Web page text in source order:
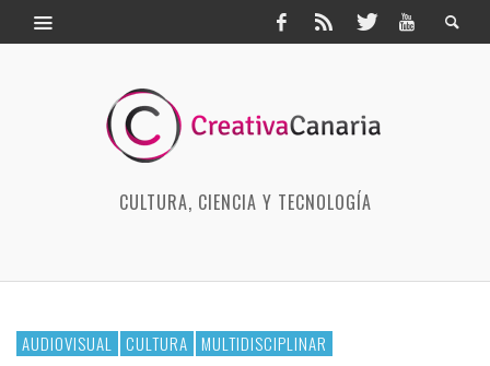
CULTURA, CIENCIA Y TECNOLOGÍA
AUDIOVISUAL CULTURA MULTIDISCIPLINAR